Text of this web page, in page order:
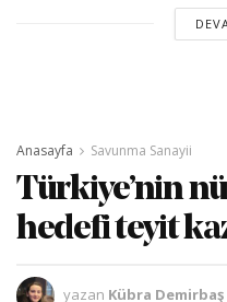
Anasayfa Savunma Sanayii
Türkiye’nin
hedefi teyit
yazan Kübra Demirbaş